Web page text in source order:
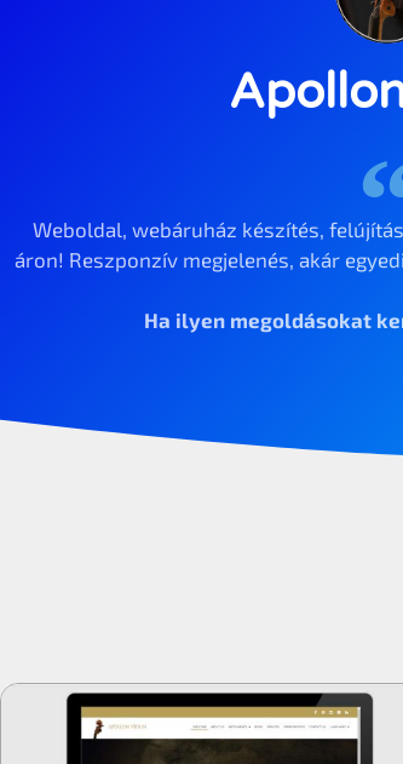
Weboldal, webáruház készítés,
áron! Reszponzív megjelenés, akár
Ha ilyen megoldásokat